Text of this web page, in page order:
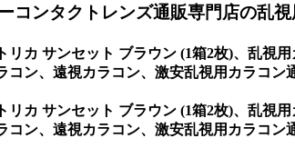
コンタクトレンズ通販専門店の乱視
リカ サンセット ブラウン (1箱2枚)、乱
コン、遠視カラコン、激安乱視用カラコン
リカ サンセット ブラウン (1箱2枚)、乱
コン、遠視カラコン、激安乱視用カラコ